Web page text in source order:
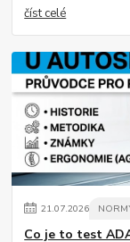
číst celé
21.07.2026
Co je to test